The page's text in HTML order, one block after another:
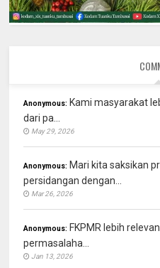
Anonymous: Kami masyarakat
dari pa...
May 29, 2026
Anonymous: Mari kita saksikan
persidangan dengan...
Mar 26, 2026
Anonymous: FKPMR lebih
permasalaha...
Jan 13, 2026